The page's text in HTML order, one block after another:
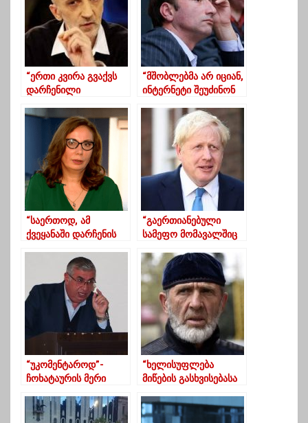
“ერთი კვირა გვაქვს
დარჩენილი
გადალახვამდე”-
ხუხაშვილი
“მშობლებმა არ იციან,
ინტერნეტი შეუძინონ
ლადო აფხაზავა
“საერთოდ, ამ
ქვეყანაში დარჩენის
ვხედავ”…
“გაერთიანებული
სამეფო მომავალშიც
მხარს საქართველოს
ტერიტორიულ
მთლიანობას”
“უკომენტაროდ”-
ჩოხატაურის მერი
პასუხობს
“ხელისუფლება
მიწების გასხვისებასა
დაყაჩაღებაზეა
გადართული“ –